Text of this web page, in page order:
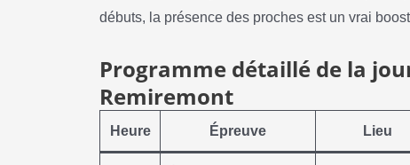
débuts, la présence des proches est un vrai
Programme détaillé de la
Remiremont
Heure Épreuve Lieu